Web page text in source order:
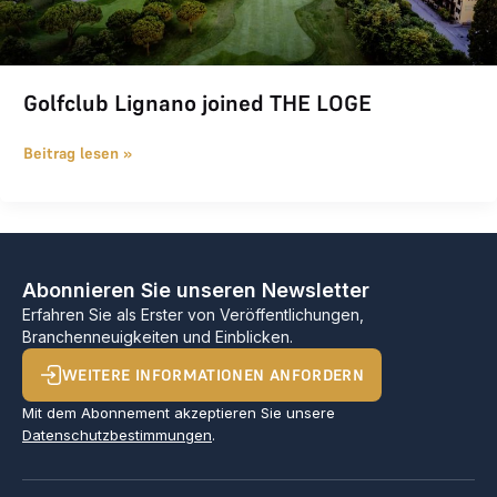
Golfclub Lignano joined THE LOGE
Beitrag lesen »
Abonnieren Sie unseren Newsletter
Erfahren Sie als Erster von Veröffentlichungen,
Branchenneuigkeiten und Einblicken.
WEITERE INFORMATIONEN ANFORDERN
Mit dem Abonnement akzeptieren Sie unsere
Datenschutzbestimmungen.